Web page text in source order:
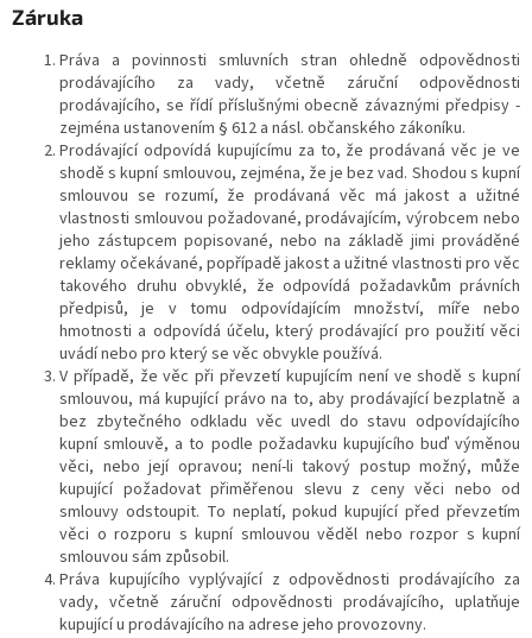
Záruka
Práva a povinnosti smluvních stran ohledně odpovědnosti
prodávajícího za vady, včetně záruční odpovědnosti
prodávajícího, se řídí příslušnými obecně závaznými předpisy -
zejména ustanovením § 612 a násl. občanského zákoníku.
Prodávající odpovídá kupujícímu za to, že prodávaná věc je ve
shodě s kupní smlouvou, zejména, že je bez vad. Shodou s kupní
smlouvou se rozumí, že prodávaná věc má jakost a užitné
vlastnosti smlouvou požadované, prodávajícím, výrobcem nebo
jeho zástupcem popisované, nebo na základě jimi prováděné
reklamy očekávané, popřípadě jakost a užitné vlastnosti pro věc
takového druhu obvyklé, že odpovídá požadavkům právních
předpisů, je v tomu odpovídajícím množství, míře nebo
hmotnosti a odpovídá účelu, který prodávající pro použití věci
uvádí nebo pro který se věc obvykle používá.
V případě, že věc při převzetí kupujícím není ve shodě s kupní
smlouvou, má kupující právo na to, aby prodávající bezplatně a
bez zbytečného odkladu věc uvedl do stavu odpovídajícího
kupní smlouvě, a to podle požadavku kupujícího buď výměnou
věci, nebo její opravou; není-li takový postup možný, může
kupující požadovat přiměřenou slevu z ceny věci nebo od
smlouvy odstoupit. To neplatí, pokud kupující před převzetím
věci o rozporu s kupní smlouvou věděl nebo rozpor s kupní
smlouvou sám způsobil.
Práva kupujícího vyplývající z odpovědnosti prodávajícího za
vady, včetně záruční odpovědnosti prodávajícího, uplatňuje
kupující u prodávajícího na adrese jeho provozovny.